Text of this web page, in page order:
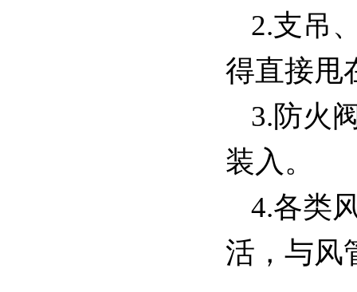
2.支吊
得直接甩
3.防火
装入。
4.各类
活，与风